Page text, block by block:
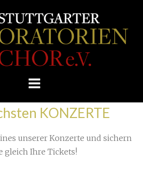
» /
KONZERTE
unserer Konzerte und sichern
gleich Ihre Tickets!